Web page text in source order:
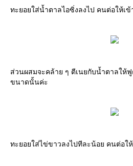
ทะยอยใส่น้ำตาลไอซิ่งลงไป คนต่อให้เข้
ส่วนผสมจะคล้าย ๆ ตีเนยกับน้ำตาลให้
ขนาดนั้นค่ะ
ทะยอยใส่ไข่ขาวลงไปทีละน้อย คนต่อใ